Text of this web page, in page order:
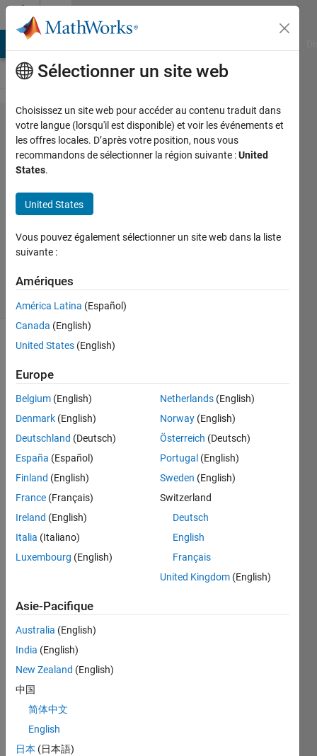
Passer au contenu
Problem
1442.
Volume
of a
Simplex
Yaroslav
solvers
Return
the
volume
of a
n-
simplex
with a
side
length.
Results
are up
precision.
Neither
string
operations
interpolations
are
allowed!
Sélectionner un site web
Choisissez un site web pour accéder au contenu traduit dans
votre langue (lorsqu'il est disponible) et voir les événements et
les offres locales. D’après votre position, nous vous
recommandons de sélectionner la région suivante :United
States.
United States
Vous pouvez également sélectionner un site web dans la liste
suivante :
Amériques
América Latina (Español)
Canada (English)
United States (English)
Europe
Belgium (English)
Denmark (English)
Deutschland (Deutsch)
España (Español)
Finland (English)
France (Français)
Ireland (English)
Italia (Italiano)
Luxembourg (English)
Netherlands (English)
Norway (English)
Österreich (Deutsch)
Portugal (English)
Sweden (English)
Switzerland
Deutsch
English
Français
United Kingdom (English)
Asie-Pacifique
Australia (English)
India (English)
New Zealand (English)
中国
简体中文
English
日本 (日本語)